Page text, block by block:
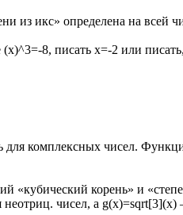
из икс» определена на всей
8, писать х=-2 или
для комплексных чисел.
«кубический корень» и
чисел, а